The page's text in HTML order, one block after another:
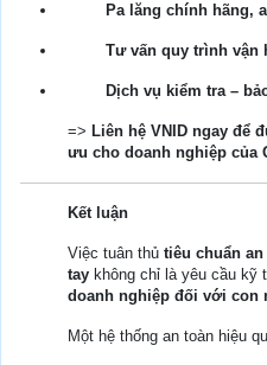
Pa lăng chính hãng,
Tư vấn quy trình vận
Dịch vụ kiểm tra –
=> Liên hệ VNID ngay để
ưu cho doanh nghiệp của
Kết luận
Việc tuân thủ tiêu chuẩn
tay không chỉ là yêu cầu kỹ
doanh nghiệp đối với con
Một hệ thống an toàn hiệu